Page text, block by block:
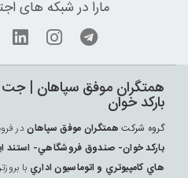
مارا در شبکه های
همتگران موفق سپاهان | جت
بارکد خوان
گروه شرکت همتگران موفق سپاهاندر
بارکد خوان- صندوق فروشگاهي-
هاي کامپيوتري و اتوماسيون اداري با